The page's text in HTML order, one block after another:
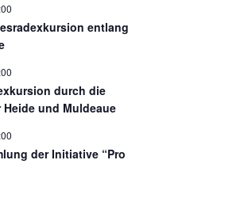
entlang
durch die
Heide und Muldeaue
der Initiative “Pro